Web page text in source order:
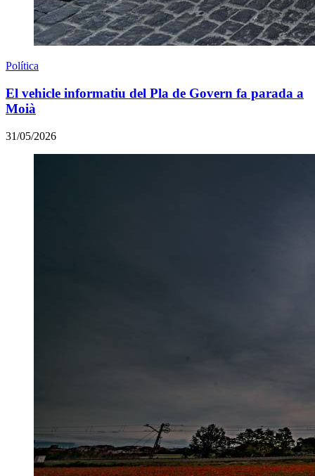
Política
El vehicle informatiu del Pla de Govern fa parada a
Moià
31/05/2026